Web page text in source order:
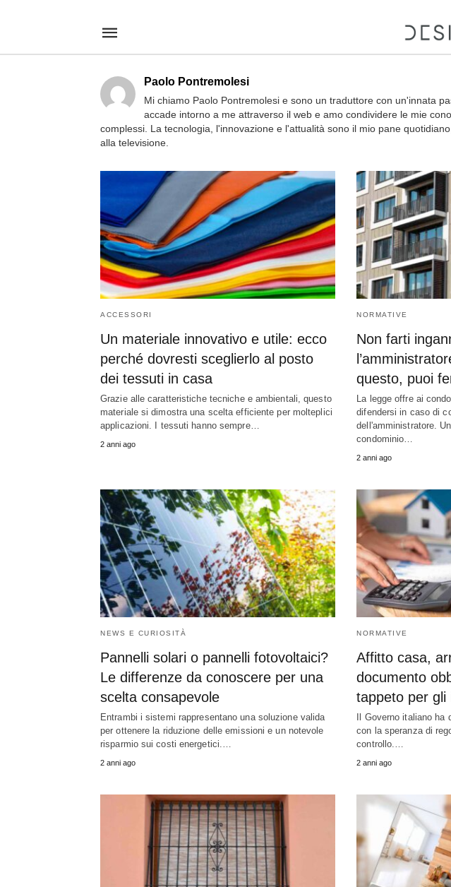
innovativo-
Paolo Pontremolesi
Mi chiamo Paolo Pontremolesi e sono un traduttore con un'innata
accade intorno a me attraverso il web e amo condividere le mie
complessi. La tecnologia, l'innovazione e l'attualità sono il mio pane
alla televisione.
ACCESSORI
Un materiale innovativo e utile: ecco
perché dovresti sceglierlo al posto
dei tessuti in casa
Grazie alle caratteristiche tecniche e ambientali, questo
materiale si dimostra una scelta efficiente per molteplici
applicazioni. I tessuti hanno sempre…
2 anni ago
NORMATIVE
Non farti
questo, puoi
La legge offre ai
difendersi in caso di
dell'amministratore.
condominio…
2 anni ago
NEWS E CURIOSITÀ
Pannelli solari o pannelli fotovoltaici?
Le differenze da conoscere per una
scelta consapevole
Entrambi i sistemi rappresentano una soluzione valida
per ottenere la riduzione delle emissioni e un notevole
risparmio sui costi energetici.…
2 anni ago
NORMATIVE
Affitto casa,
documento
tappeto per gli
Il Governo italiano
con la speranza di
controllo.…
2 anni ago